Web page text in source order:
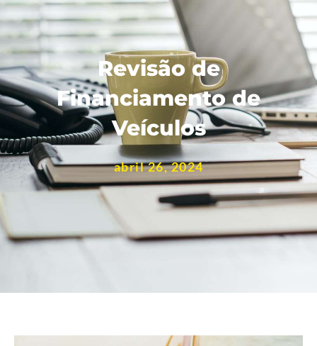
Revisão de
Financiamento de
Veículos
abril 26, 2024